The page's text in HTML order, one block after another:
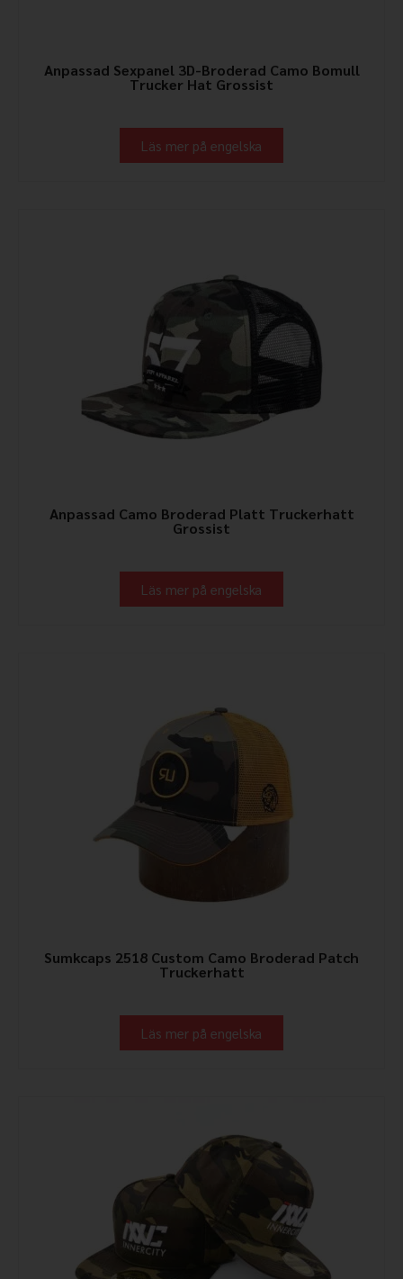
Anpassad Sexpanel 3D-Broderad Camo Bomull
Trucker Hat Grossist
Läs mer på engelska
Anpassad Camo Broderad Platt Truckerhatt
Grossist
Läs mer på engelska
Sumkcaps 2518 Custom Camo Broderad Patch
Truckerhatt
Läs mer på engelska